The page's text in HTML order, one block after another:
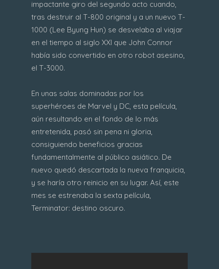
impactante giro del segundo acto cuando,
tras destruir al T-800 original y a un nuevo T-
1000 (Lee Byung Hun) se desvelaba al viajar
en el tiempo al siglo XXI que John Connor
había sido convertido en otro robot asesino,
el T-3000.
En unas salas dominadas por los
superhéroes de Marvel y DC, esta película,
aún resultando en el fondo de lo más
entretenida, pasó sin pena ni gloria,
consiguiendo beneficios gracias
fundamentalmente al público asiático. De
nuevo quedó descartada la nueva franquicia,
y se haría otro reinicio en su lugar. Así, este
mes se estrenaba la sexta película,
Terminator: destino oscuro.